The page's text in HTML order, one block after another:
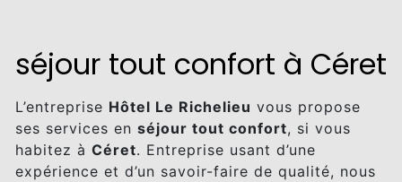
séjour tout confort à Céret
L’entreprise Hôtel Le Richelieu vous propose
ses services en séjour tout confort, si vous
habitez à Céret. Entreprise usant d’une
expérience et d’un savoir-faire de qualité, nous